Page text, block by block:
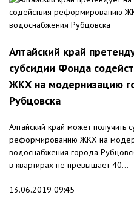
Алтайский край
субсидии Фонда
ЖКХ на модернизацию
Рубцовска
Алтайский край может получить
реформированию ЖКХ на
водоснабжения города
в квартирах не превышает 40...
13.06.2019 09:45